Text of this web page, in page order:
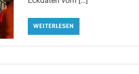
WEITERLESEN